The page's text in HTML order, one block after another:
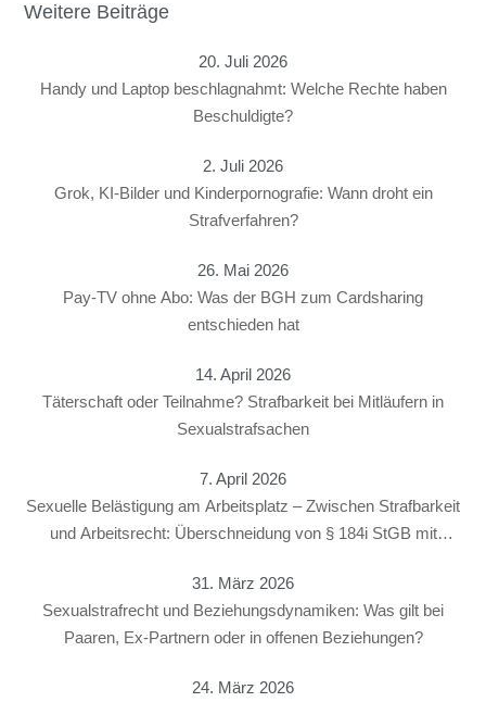
Weitere Beiträge
20. Juli 2026
Handy und Laptop beschlagnahmt: Welche Rechte haben
Beschuldigte?
2. Juli 2026
Grok, KI-Bilder und Kinderpornografie: Wann droht ein
Strafverfahren?
26. Mai 2026
Pay-TV ohne Abo: Was der BGH zum Cardsharing
entschieden hat
14. April 2026
Täterschaft oder Teilnahme? Strafbarkeit bei Mitläufern in
Sexualstrafsachen
7. April 2026
Sexuelle Belästigung am Arbeitsplatz – Zwischen Strafbarkeit
und Arbeitsrecht: Überschneidung von § 184i StGB mit
31. März 2026
Sexualstrafrecht und Beziehungsdynamiken: Was gilt bei
Paaren, Ex-Partnern oder in offenen Beziehungen?
24. März 2026